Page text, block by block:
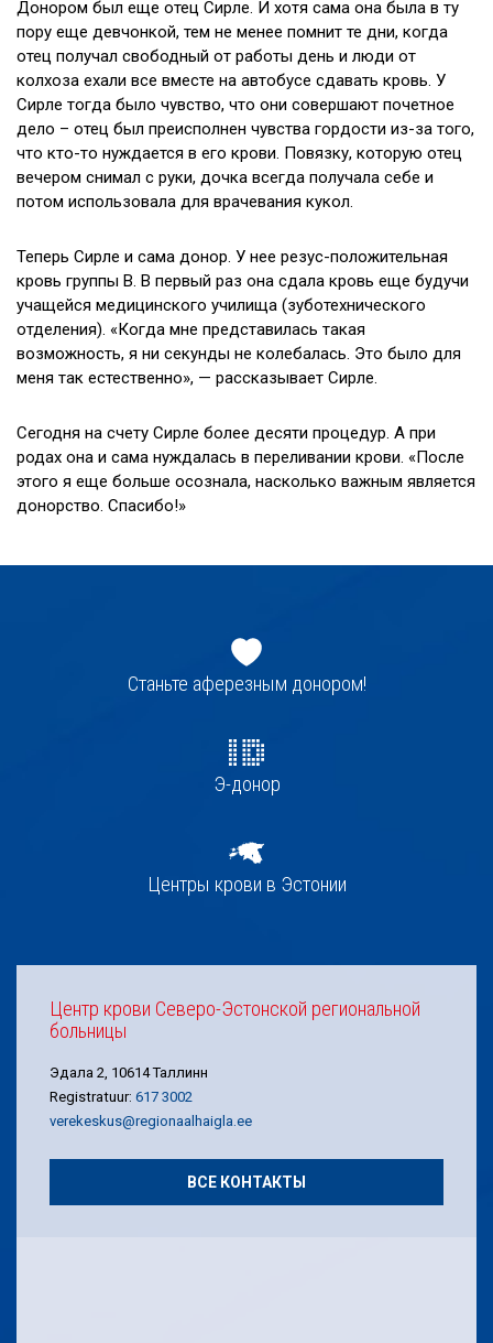
Донором был еще отец Сирле. И хотя сама она была в ту
пору еще девчонкой, тем не менее помнит те дни, когда
отец получал свободный от работы день и люди от
колхоза ехали все вместе на автобусе сдавать кровь. У
Сирле тогда было чувство, что они совершают почетное
дело – отец был преисполнен чувства гордости из-за того,
что кто-то нуждается в его крови. Повязку, которую отец
вечером снимал с руки, дочка всегда получала себе и
потом использовала для врачевания кукол.
Теперь Сирле и сама донор. У нее резус-положительная
кровь группы В. В первый раз она сдала кровь еще будучи
учащейся медицинского училища (зуботехнического
отделения). «Когда мне представилась такая
возможность, я ни секунды не колебалась. Это было для
меня так естественно», — рассказывает Сирле.
Сегодня на счету Сирле более десяти процедур. А при
родах она и сама нуждалась в переливании крови. «После
этого я еще больше осознала, насколько важным является
донорство. Спасибо!»
navigatsioonСтаньте аферезным донором!
Э-донор
Центры крови в Эстонии
Центр крови Северо-Эстонской региональной
больницы
Эдала 2, 10614 Таллинн
Registratuur: 617 3002
verekeskus@regionaalhaigla.ee
ВСЕ КОНТАКТЫ